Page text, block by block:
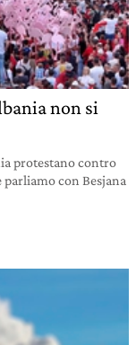
non si
protestano contro
con Besjana